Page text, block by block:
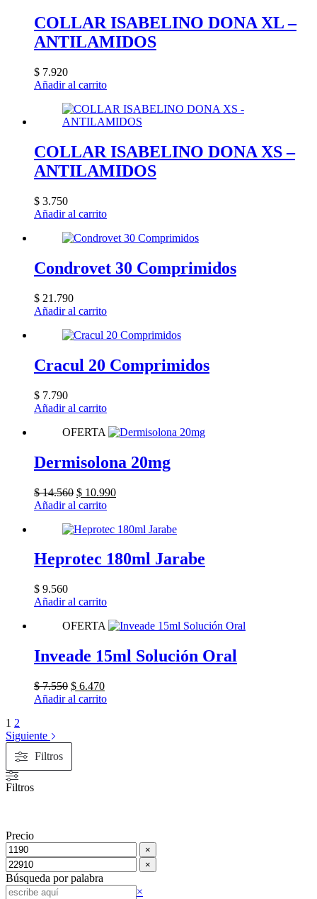
COLLAR ISABELINO DONA XL –
ANTILAMIDOS
$ 7.920
Añadir al carrito
COLLAR ISABELINO DONA XS –
ANTILAMIDOS
$ 3.750
Añadir al carrito
Condrovet 30 Comprimidos
$ 21.790
Añadir al carrito
Cracul 20 Comprimidos
$ 7.790
Añadir al carrito
OFERTA
Dermisolona 20mg
$14.560 El
precio
era:
$ 10.990El
es:
Añadir al carrito
Heprotec 180ml Jarabe
$ 9.560
Añadir al carrito
OFERTA
Inveade 15ml Solución Oral
$7.550 El
precio
$ 6.470El
precio
Añadir al carrito
1 2
Siguiente
Filtros
Filtros
Precio
×
×
Búsqueda por palabra
Buscar
×